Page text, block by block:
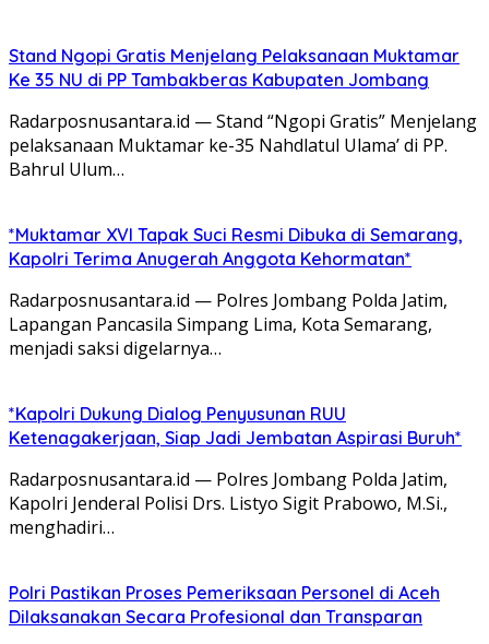
Stand Ngopi Gratis Menjelang Pelaksanaan Muktamar
Ke 35 NU di PP Tambakberas Kabupaten Jombang
Radarposnusantara.id — Stand “Ngopi Gratis” Menjelang
pelaksanaan Muktamar ke-35 Nahdlatul Ulama’ di PP.
Bahrul Ulum…
*Muktamar XVI Tapak Suci Resmi Dibuka di Semarang,
Kapolri Terima Anugerah Anggota Kehormatan*
Radarposnusantara.id — Polres Jombang Polda Jatim,
Lapangan Pancasila Simpang Lima, Kota Semarang,
menjadi saksi digelarnya…
*Kapolri Dukung Dialog Penyusunan RUU
Ketenagakerjaan, Siap Jadi Jembatan Aspirasi Buruh*
Radarposnusantara.id — Polres Jombang Polda Jatim,
Kapolri Jenderal Polisi Drs. Listyo Sigit Prabowo, M.Si.,
menghadiri…
Polri Pastikan Proses Pemeriksaan Personel di Aceh
Dilaksanakan Secara Profesional dan Transparan